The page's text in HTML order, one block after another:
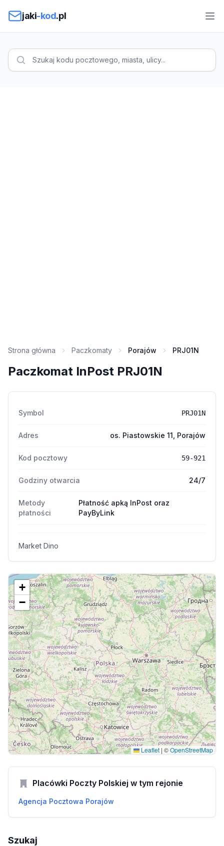
jaki-kod.pl
Strona główna Paczkomaty Porajów PRJ01N
Paczkomat InPost PRJ01N
Symbol PRJ01N
Adres os. Piastowskie 11, Porajów
Kod pocztowy 59-921
Godziny otwarcia 24/7
Metody
płatności
Płatność apką InPost oraz
PayByLink
Market Dino
+
−
Leaflet | ©OpenStreetMap
Placówki Poczty Polskiej w tym rejonie
Agencja Pocztowa Porajów
Szukaj